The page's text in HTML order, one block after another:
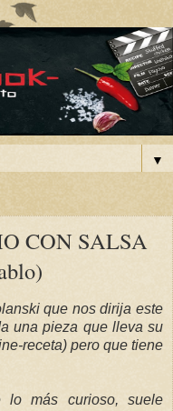
▼
CON SALSA
que nos dirija este
una pieza que lleva su
receta) pero que tiene
lo más curioso, suele